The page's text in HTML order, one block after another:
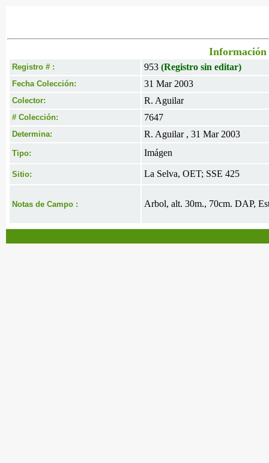
Información
Registro # : 953 (Registro sin editar)
Fecha Colección: 31 Mar 2003
Colector: R. Aguilar
# Colección: 7647
Determina: R. Aguilar , 31 Mar 2003
Tipo: Imágen
Sitio: La Selva, OET; SSE 425
Notas de Campo : Arbol, alt. 30m., 70cm. DAP,